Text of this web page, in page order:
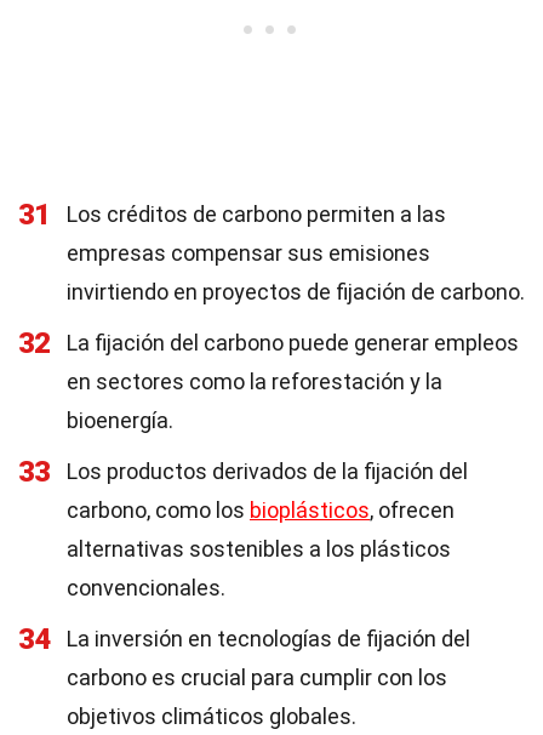
31
Los créditos de carbono permiten a las
empresas compensar sus emisiones
invirtiendo en proyectos de fijación de carbono.
32
La fijación del carbono puede generar empleos
en sectores como la reforestación y la
bioenergía.
33
Los productos derivados de la fijación del
carbono, como los bioplásticos, ofrecen
alternativas sostenibles a los plásticos
convencionales.
34
La inversión en tecnologías de fijación del
carbono es crucial para cumplir con los
objetivos climáticos globales.